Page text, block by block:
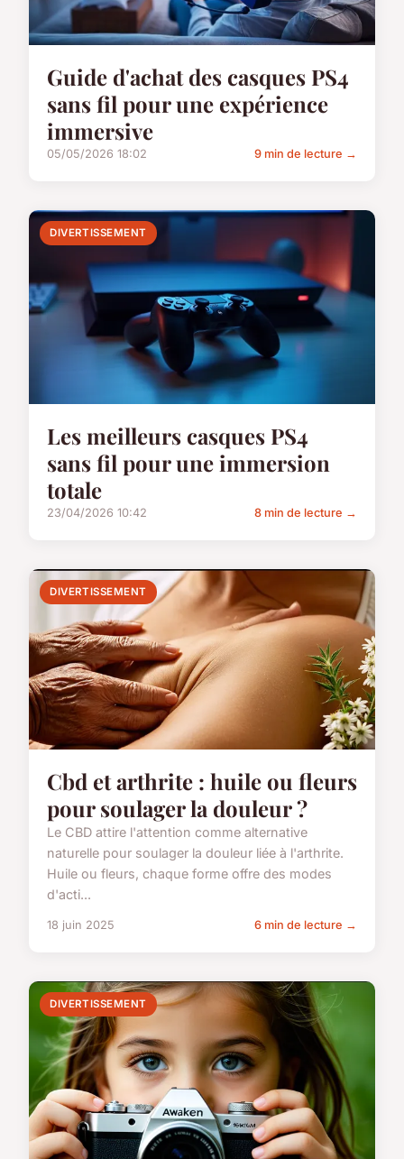
Guide d'achat des casques PS4
sans fil pour une expérience
immersive
05/05/2026 18:02 9 min de lecture →
DIVERTISSEMENT
Les meilleurs casques PS4
sans fil pour une immersion
totale
23/04/2026 10:42 8 min de lecture →
DIVERTISSEMENT
Cbd et arthrite : huile ou fleurs
pour soulager la douleur ?
Le CBD attire l'attention comme alternative
naturelle pour soulager la douleur liée à l'arthrite.
Huile ou fleurs, chaque forme offre des modes
d'acti...
18 juin 2025 6 min de lecture →
DIVERTISSEMENT